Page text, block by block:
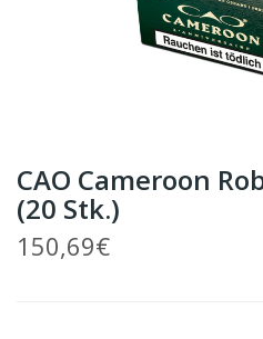
CAO Cameroon
(20 Stk.)
150,69€